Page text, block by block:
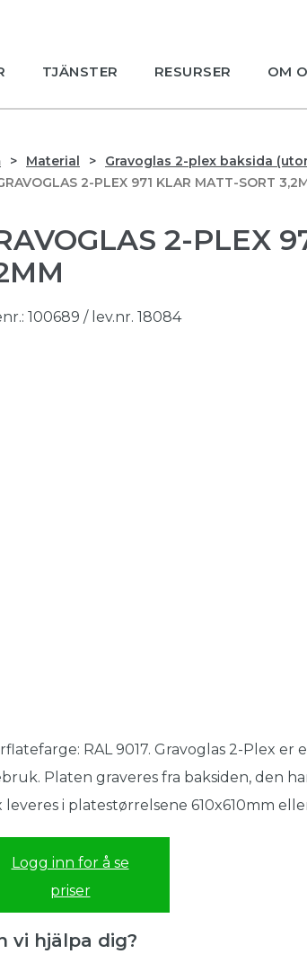
TJÄNSTER RESURSER OM
Material
Gravoglas 2-plex baksida
2-PLEX 971 KLAR MATT-SORT
2-PLEX
100689 / lev.nr. 18084
RAL 9017. Gravoglas 2-Plex
Platen graveres fra baksiden, den
leveres i platestørrelsene 610x610mm
Logg inn for å se
priser
vi hjälpa dig?